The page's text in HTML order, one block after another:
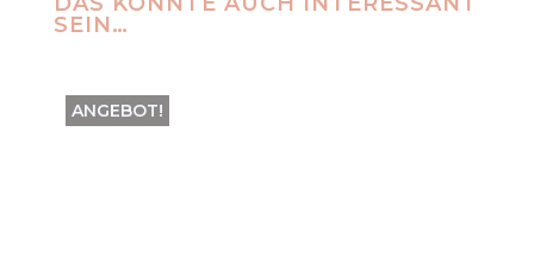
SEIN…
ANGEBOT!